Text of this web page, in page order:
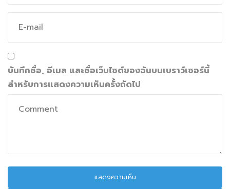
บันทึกชื่อ, อีเมล และชื่อเว็บไซต์ของฉันบนเบราว์เซอร์นี้
สำหรับการแสดงความเห็นครั้งถัดไป